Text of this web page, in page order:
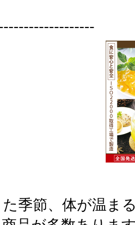
季節、体が温ま